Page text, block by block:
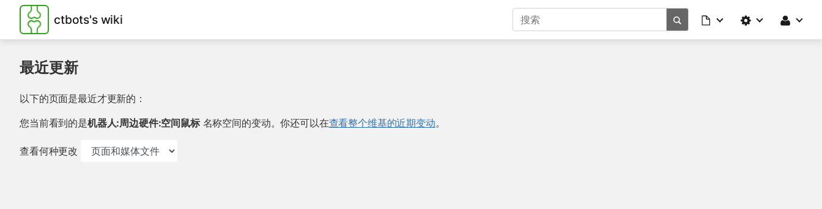
ctbots's wiki
最近更新
以下的页面是最近才更新的：
您当前看到的是机器人:周边硬件:空间鼠标名称空间的变动。你还可以在查看整个维基的近期变动。
查看何种更改